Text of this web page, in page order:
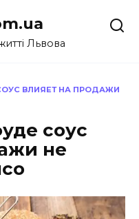
Львова
ВЛИЯЕТ НА ПРОДАЖИ
соус
не